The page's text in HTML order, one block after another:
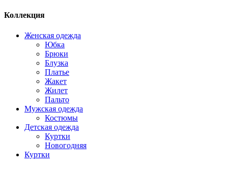
Коллекция
Женская одежда
Юбка
Брюки
Блузка
Платье
Жакет
Жилет
Пальто
Мужская одежда
Костюмы
Детская одежда
Куртки
Новогодняя
Куртки